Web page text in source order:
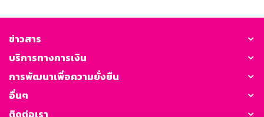
ข่าวสาร
บริการทางการเงิน
การพัฒนาเพื่อความยั่งยืน
อื่นๆ